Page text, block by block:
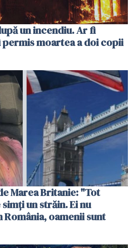
un incendiu. Ar fi
moartea a doi copii
Marea Britanie: "Tot
un străin. Ei nu
România, oamenii sunt